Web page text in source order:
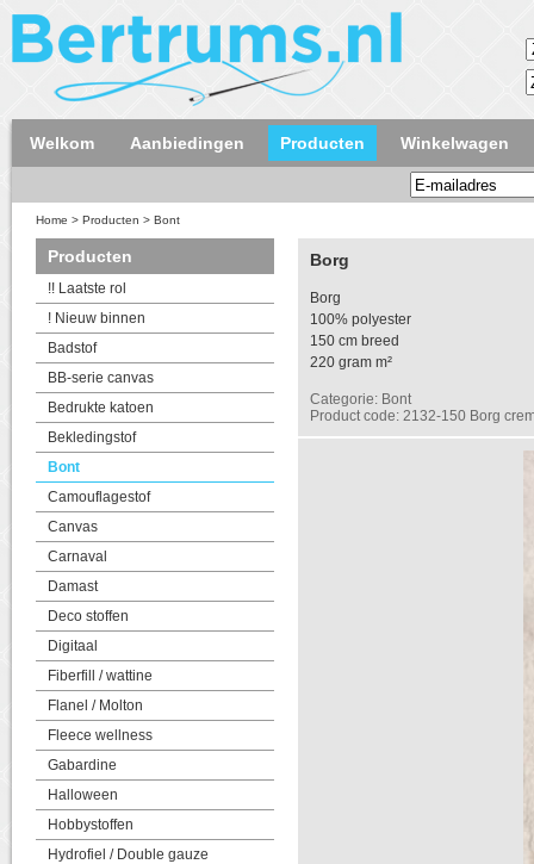
Welkom Aanbiedingen Producten Winkelwagen
Home > Producten > Bont
Producten
!! Laatste rol
! Nieuw binnen
Badstof
BB-serie canvas
Bedrukte katoen
Bekledingstof
Bont
Camouflagestof
Canvas
Carnaval
Damast
Deco stoffen
Digitaal
Fiberfill / wattine
Flanel / Molton
Fleece wellness
Gabardine
Halloween
Hobbystoffen
Hydrofiel / Double gauze
Borg
Borg
100% polyester
150 cm breed
220 gram m²
Categorie: Bont
Product code: 2132-150 Borg